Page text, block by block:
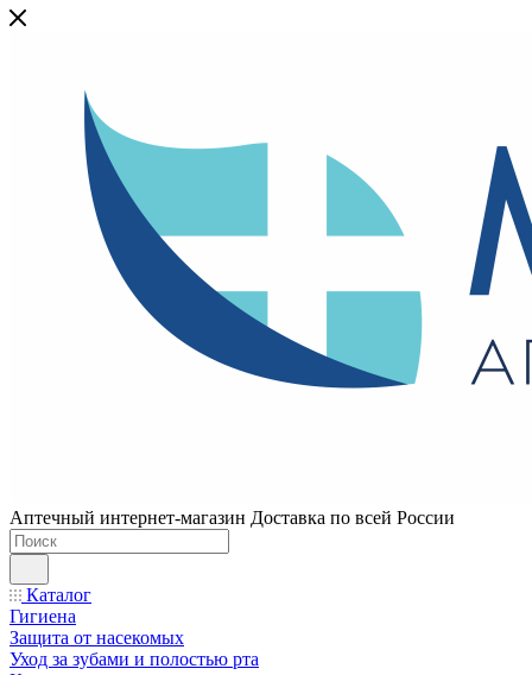
Аптечный интернет-магазин Доставка по всей России
Каталог
Гигиена
Защита от насекомых
Уход за зубами и полостью рта